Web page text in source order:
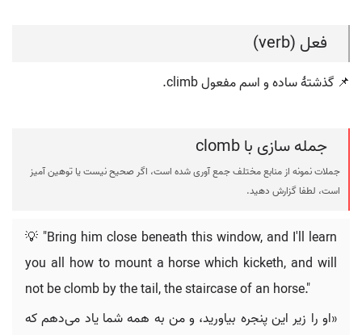
فعل (verb)
📌 گذشتهٔ ساده و اسم مفعول climb.
جمله سازی با clomb
جملات نمونه از منابع مختلف جمع آوری شده است، اگر صحیح نیست یا توهین آمیز
است، لطفا گزارش دهید.
💡 "Bring him close beneath this window, and I'll learn
you all how to mount a horse which kicketh, and will
not be clomb by the tail, the staircase of an horse."
«او را زیر این پنجره بیاورید، و من به همه شما یاد می‌دهم که